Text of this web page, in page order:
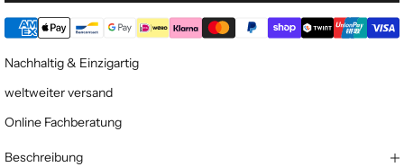
Nachhaltig & Einzigartig
weltweiter versand
Online Fachberatung
Beschreibung